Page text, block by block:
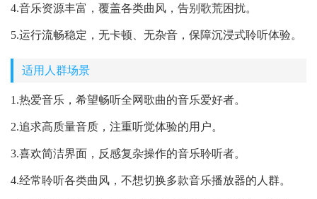
4.音乐资源丰富，覆盖各类曲风，告别歌荒困扰。
5.运行流畅稳定，无卡顿、无杂音，保障沉浸式聆听体验。
适用人群场景
1.热爱音乐，希望畅听全网歌曲的音乐爱好者。
2.追求高质量音质，注重听觉体验的用户。
3.喜欢简洁界面，反感复杂操作的音乐聆听者。
4.经常聆听各类曲风，不想切换多款音乐播放器的人群。